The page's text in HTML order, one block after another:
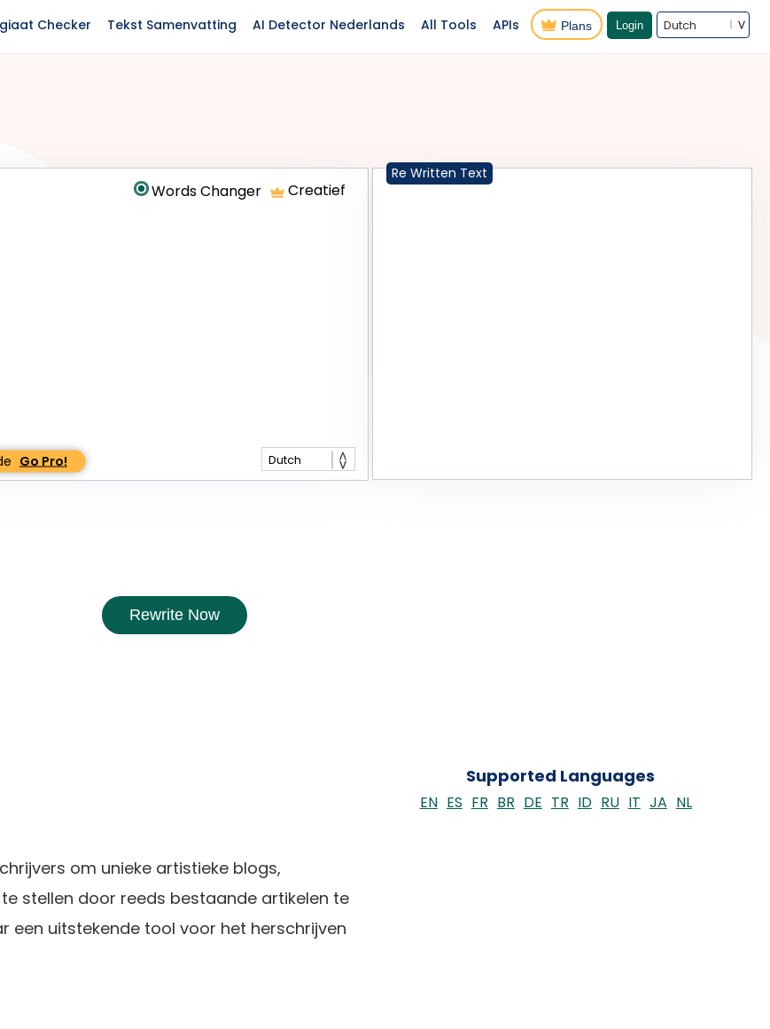
Checker Tekst Samenvatting AI Detector Nederlands All Tools APIs Plans Login Dutch
Words Changer Creatief
Dutch
Go Pro!
Re Written Text
Rewrite Now
om unieke artistieke blogs,
stellen door reeds bestaande artikelen te
een uitstekende tool voor het herschrijven
Supported Languages
EN ES FR BR DE TR ID RU IT JA NL